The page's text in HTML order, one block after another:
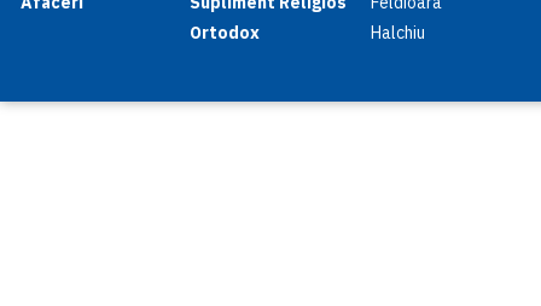
Ortodox
Halchiu